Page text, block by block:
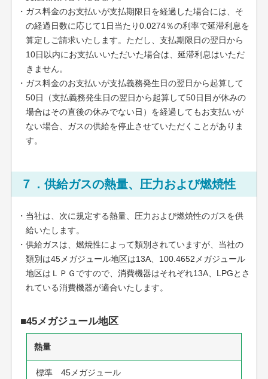
・ガス料金のお支払いが支払期限日を経過した場合には、そ
の経過日数に応じて1日当たり0.0274％の利率で延滞利息を
算定しご請求いたします。ただし、支払期限日の翌日から
10日以内にお支払いいただいた場合は、延滞利息はいただ
きません。
・ガス料金のお支払いが支払義務発生日の翌日から起算して
50日（支払義務発生日の翌日から起算して50日目が休みの
場合はその直後の休みでない日）を経過してもお支払いが
ない場合、ガスの供給を停止させていただくことがありま
す。
７．供給ガスの熱量、圧力および燃焼性
・当社は、次に規定する熱量、圧力および燃焼性のガスを供
給いたします。
・供給ガスは、燃焼性によって類別されていますが、当社の
類別は45メガジュール地区は13A、100.4652メガジュール
地区はＬＰＧですので、消費機器はそれぞれ13A、LPGとさ
れている消費機器が適合いたします。
■45メガジュール地区
熱量
標準 45メガジュール